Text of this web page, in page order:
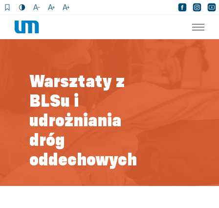
×
Warsztaty z
BLSu i
udrożniania
dróg
oddechowych